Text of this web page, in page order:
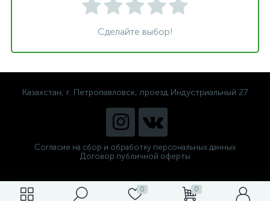
0 0
Сделайте выбор!
Казахстан, г. Петропавловск, проезд Индустриальный 27
Согласие на сбор и обработку персональных данных
Договор публичной оферты